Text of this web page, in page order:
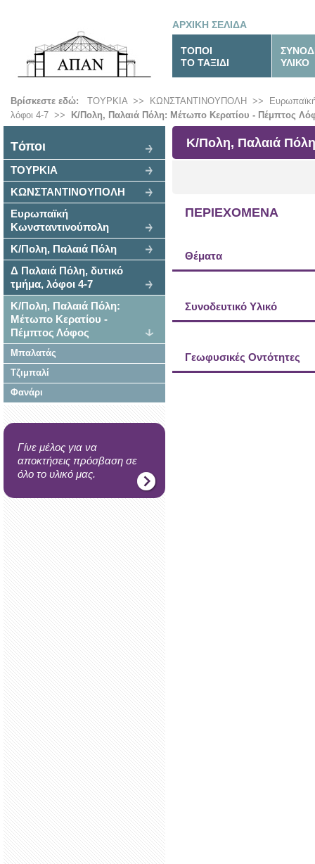
ΑΡΧΙΚΗ ΣΕΛΙΔΑ
ΤΟΠΟΙ
ΤΟ ΤΑΞΙΔΙ
ΥΛΙΚΟ
Βρίσκεστε εδώ: ΤΟΥΡΚΙΑ>> ΚΩΝΣΤΑΝΤΙΝΟΥΠΟΛΗ >>
λόφοι 4-7 >> Κ/Πολη, Παλαιά Πόλη: Μέτωπο Κερατίου - Πέμπτος
Tόποι
ΤΟΥΡΚΙΑ
ΚΩΝΣΤΑΝΤΙΝΟΥΠΟΛΗ
Ευρωπαϊκή
Κωνσταντινούπολη
Κ/Πολη, Παλαιά Πόλη
Δ Παλαιά Πόλη, δυτικό
τμήμα, λόφοι 4-7
Κ/Πολη, Παλαιά Πόλη:
Μέτωπο Κερατίου -
Πέμπτος Λόφος
Μπαλατάς
Τζιμπαλί
Φανάρι
Γίνε μέλος για να
αποκτήσεις πρόσβαση σε
όλο το υλικό μας.
Κ/Πολη, Παλαιά
ΠΕΡΙΕΧΟΜΕΝΑ
Θέματα
Συνοδευτικό Υλικό
Γεωφυσικές Οντότητες